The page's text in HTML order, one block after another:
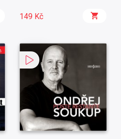
149 Kč